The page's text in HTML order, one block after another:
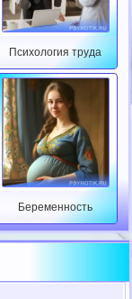
Психология труда
Беременность